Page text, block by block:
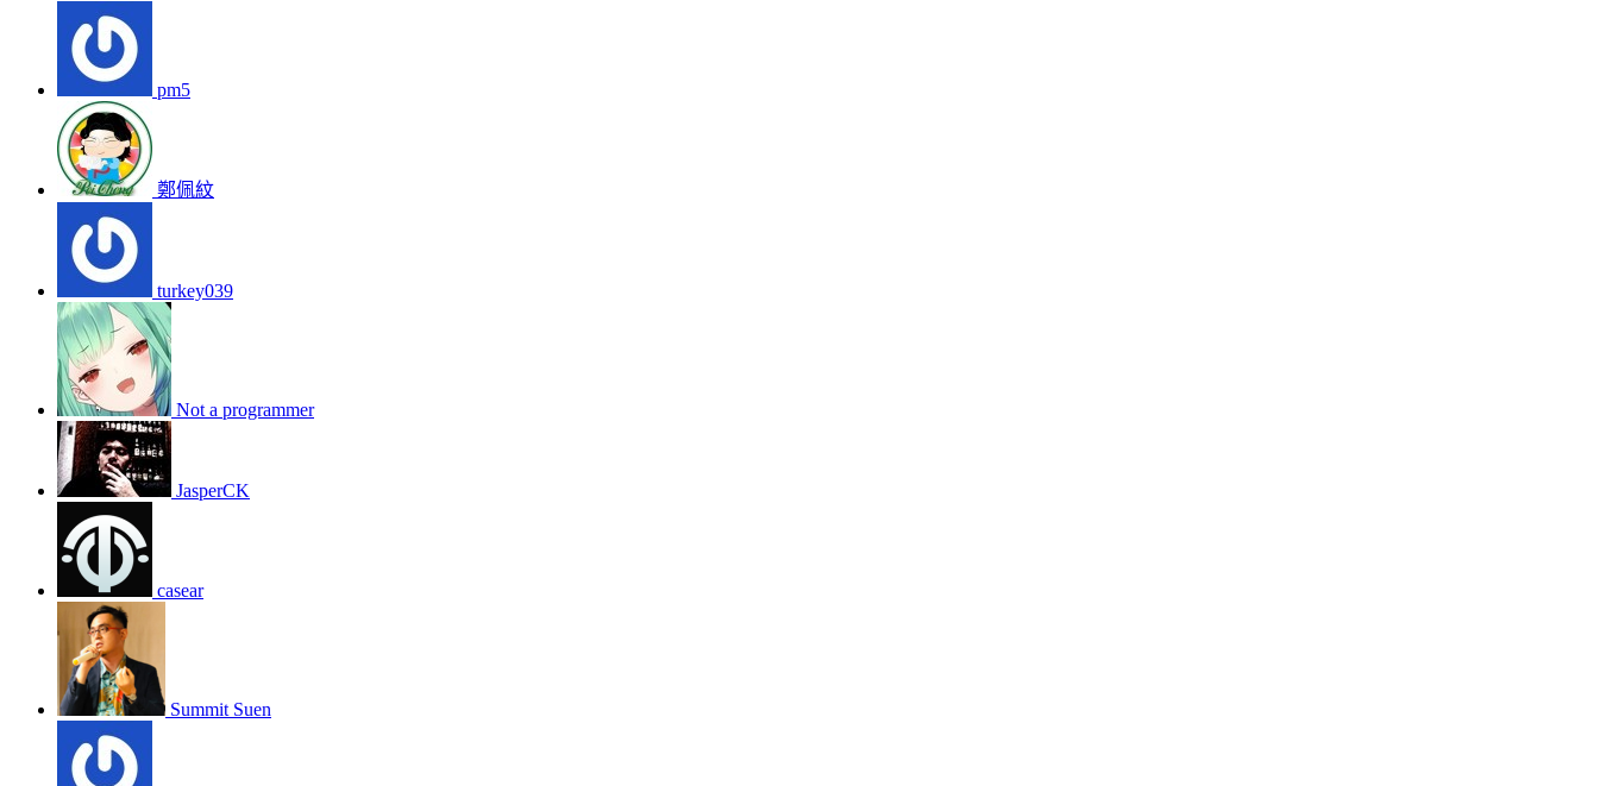
pm5
鄭佩紋
turkey039
Not a programmer
JasperCK
casear
Summit Suen